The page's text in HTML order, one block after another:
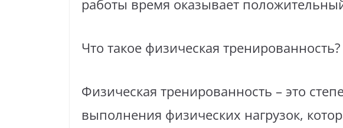
работы время оказывает
Что такое физическая тренированность?
Физическая тренированность – это
выполнения физических нагрузок,